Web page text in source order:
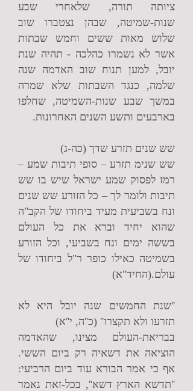
ציותה תורה, שלאחרי שבע
שנות-שמיטה, שבהן נצטברו שוב
שלוש מאות ששים וחמש שבתות
אשר לא נשמרו כהלכה - תהיה שנת
יובל, למען תנוח שוב האדמה שנה
שלמה, כנגד השבתות שלא שמרה
במשך שבע שנות-השמיטה, שחלפו
בארבעים ותשע השנים האחרונות.
שש שנים תזרע שדך (כה-ג)
שש שנימ תזרע – סופי תיבות שמע –
רמז לפסוק שמע ישראל שיש בו שש
תיבות ולומר לך – כל הזורע שש שנים
ונח בשביעית מעיד ביחודו של הקב"ה
שהוא יחיד וברא את כל העולם
בששה ימים ונח בשביעי, וכל הזורע
בשמיטה כאילו כופר ר"ל ביחודו של
עולם.(החיד"א)
''שנת החמשים שנה יובל היא לא
תזרעו ולא תקצרו'' (כ''ה, י''א)
בבריאת-העולם מצינו, שהאדמה
הוציאה את דשאיה רק ביום הששי.
אף כי אמר הבורא עוד ביום הרביעי:
''תדשא הארץ דשא'', בכל-זאת נאמר